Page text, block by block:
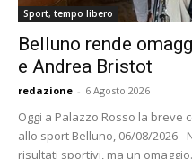
Sport, tempo libero
Belluno rende
e Andrea Bristot
redazione - 6 Agosto 2026
Oggi a Palazzo Rosso la breve
allo sport Belluno, 06/08/2026
risultati sportivi, ma un